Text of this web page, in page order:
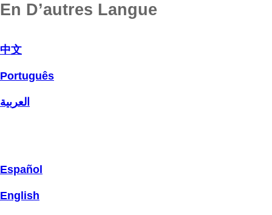
En D’autres Langue
中文
Português
العربية
Español
English